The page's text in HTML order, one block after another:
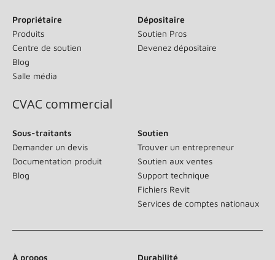
Propriétaire
Produits
Centre de soutien
Blog
Salle média
Dépositaire
Soutien Pros
Devenez dépositaire
CVAC commercial
Sous-traitants
Demander un devis
Documentation produit
Blog
Soutien
Trouver un entrepreneur
Soutien aux ventes
Support technique
Fichiers Revit
Services de comptes nationaux
À propos Durabilité